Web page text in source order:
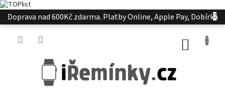
Přejít
na
Doprava nad 600Kč zdarma. Platby Online, Apple Pay, Dobírka